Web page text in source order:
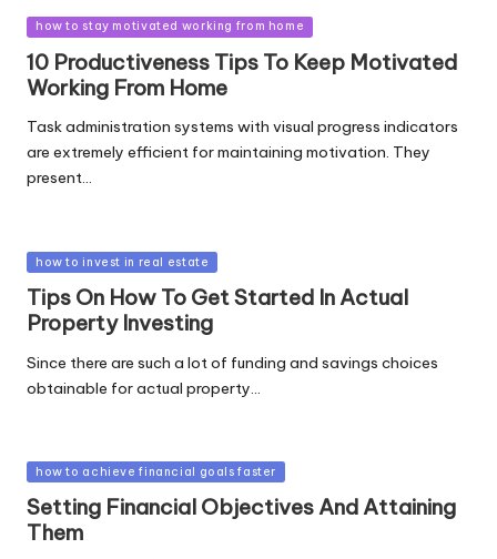
Posted
how to stay motivated working from home
10 Productiveness Tips To Keep Motivated
Working From Home
Task administration systems with visual progress indicators
are extremely efficient for maintaining motivation. They
present…
Posted
how to invest in real estate
Tips On How To Get Started In Actual
Property Investing
Since there are such a lot of funding and savings choices
obtainable for actual property…
Posted
how to achieve financial goals faster
Setting Financial Objectives And Attaining
Them